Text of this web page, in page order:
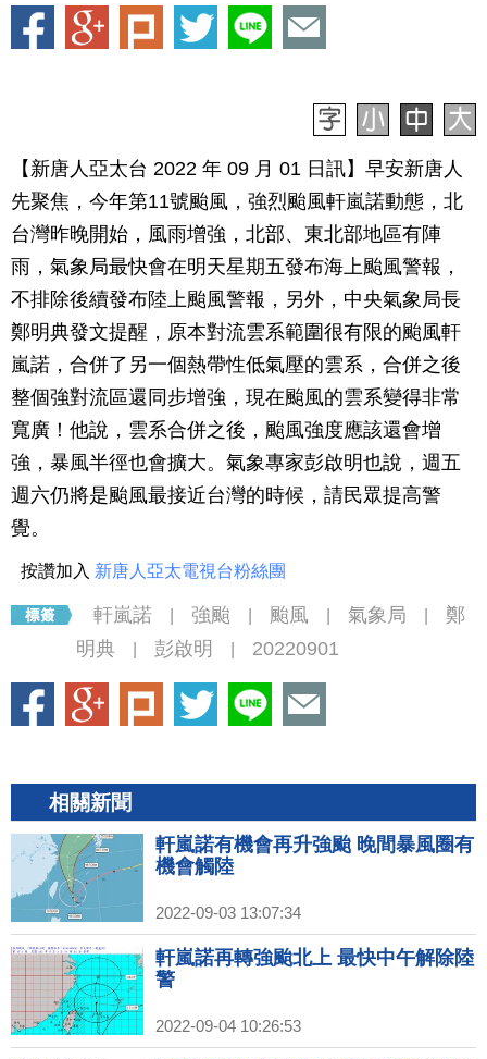
【新唐人亞太台 2022 年 09 月 01 日訊】早安新唐人
先聚焦，今年第11號颱風，強烈颱風軒嵐諾動態，北
台灣昨晚開始，風雨增強，北部、東北部地區有陣
雨，氣象局最快會在明天星期五發布海上颱風警報，
不排除後續發布陸上颱風警報，另外，中央氣象局長
鄭明典發文提醒，原本對流雲系範圍很有限的颱風軒
嵐諾，合併了另一個熱帶性低氣壓的雲系，合併之後
整個強對流區還同步增強，現在颱風的雲系變得非常
寬廣！他說，雲系合併之後，颱風強度應該還會增
強，暴風半徑也會擴大。氣象專家彭啟明也說，週五
週六仍將是颱風最接近台灣的時候，請民眾提高警
覺。
按讚加入 新唐人亞太電視台粉絲團
軒嵐諾 強颱 颱風 氣象局
鄭
明典
彭啟明 20220901
相關新聞
軒嵐諾有機會再升強颱 晚間暴風圈有
機會觸陸
2022-09-03 13:07:34
軒嵐諾再轉強颱北上 最快中午解除陸
警
2022-09-04 10:26:53